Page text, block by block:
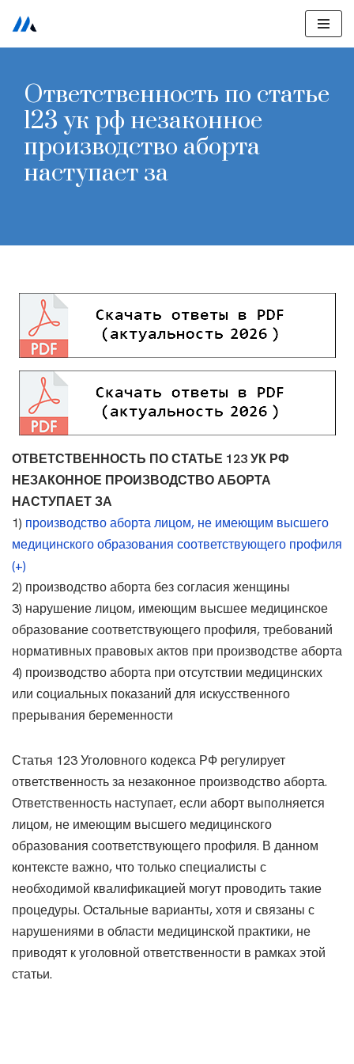
Перейти
содержимому
Ответственность по статье
123 ук рф незаконное
производство аборта
наступает за
ОТВЕТСТВЕННОСТЬ ПО СТАТЬЕ 123 УК РФ
НЕЗАКОННОЕ ПРОИЗВОДСТВО АБОРТА
НАСТУПАЕТ ЗА
1) производство аборта лицом, не имеющим высшего
медицинского образования соответствующего профиля
(+)
2) производство аборта без согласия женщины
3) нарушение лицом, имеющим высшее медицинское
образование соответствующего профиля, требований
нормативных правовых актов при производстве аборта
4) производство аборта при отсутствии медицинских
или социальных показаний для искусственного
прерывания беременности
Статья 123 Уголовного кодекса РФ регулирует
ответственность за незаконное производство аборта.
Ответственность наступает, если аборт выполняется
лицом, не имеющим высшего медицинского
образования соответствующего профиля. В данном
контексте важно, что только специалисты с
необходимой квалификацией могут проводить такие
процедуры. Остальные варианты, хотя и связаны с
нарушениями в области медицинской практики, не
приводят к уголовной ответственности в рамках этой
статьи.